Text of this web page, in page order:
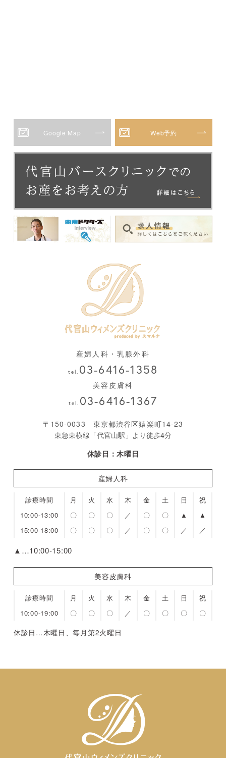
Google Map Web予約
産婦人科・乳腺外科
tel. 03-6416-1358
美容皮膚科
tel. 03-6416-1367
〒150-0033 東京都渋谷区猿楽町14-23
東急東横線「代官山駅」より徒歩4分
休診日：木曜日
産婦人科
診療時間 月 火 水 木 金 土 日
祝
10:00-13:00
〇 〇 〇 ／ 〇 〇 ▲
▲
15:00-18:00
〇 〇 〇 ／ 〇 〇 ／ ／
▲…10:00-15:00
美容皮膚科
診療時間 月 火 水 木 金 土 日
祝
10:00-19:00
〇 〇 〇 ／ 〇 〇 〇 〇
休診日…木曜日、毎月第2火曜日